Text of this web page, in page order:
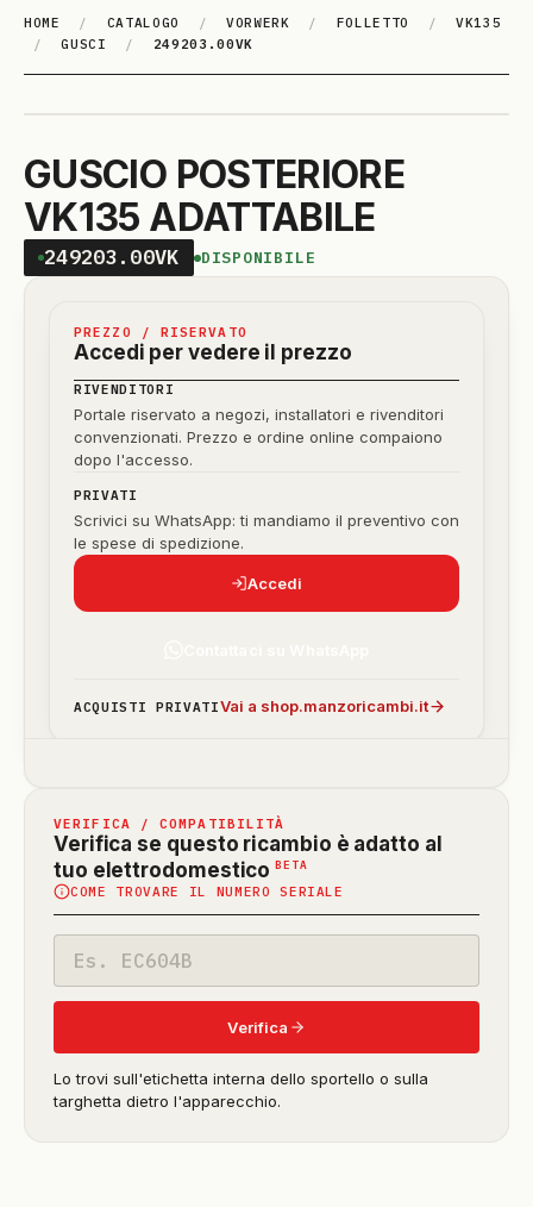
HOME / CATALOGO / VORWERK / FOLLETTO /
VK135
/
GUSCI / 249203.00VK
GUSCIO POSTERIORE
VK135 ADATTABILE
249203.00VK DISPONIBILE
PREZZO / RISERVATO
Accedi per vedere il prezzo
RIVENDITORI
Portale riservato a negozi, installatori e rivenditori
convenzionati. Prezzo e ordine online compaiono
dopo l'accesso.
PRIVATI
Scrivici su WhatsApp: ti mandiamo il preventivo con
le spese di spedizione.
Accedi
ACQUISTI PRIVATIVai a shop.manzoricambi.it
VERIFICA / COMPATIBILITÀ
Verifica se questo ricambio è adatto al
tuo elettrodomestico BETA
in
beta)
COME TROVARE IL NUMERO SERIALE
modello
Verifica
Lo trovi sull'etichetta interna dello sportello o sulla
targhetta dietro l'apparecchio.